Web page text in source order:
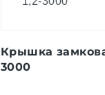
Крышка
3000